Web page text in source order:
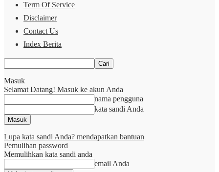
Term Of Service
Disclaimer
Contact Us
Index Berita
Masuk
Selamat Datang! Masuk ke akun Anda
nama pengguna
kata sandi Anda
Lupa kata sandi Anda? mendapatkan bantuan
Pemulihan password
Memulihkan kata sandi anda
email Anda